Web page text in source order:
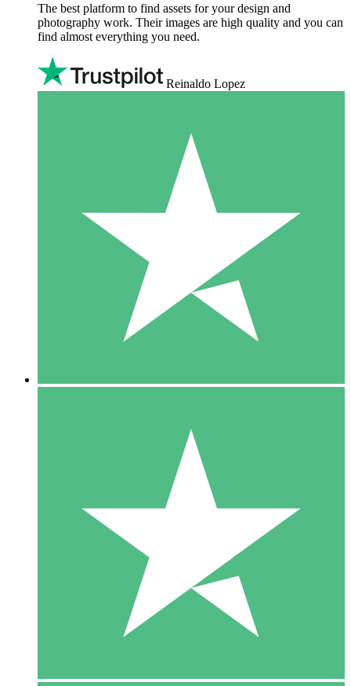
The best platform to find assets for your design and
photography work. Their images are high quality and you can
find almost everything you need.
Reinaldo Lopez